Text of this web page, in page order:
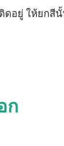
ดอยู่ ให้ยกสี
เป็นแท่งเ
ก